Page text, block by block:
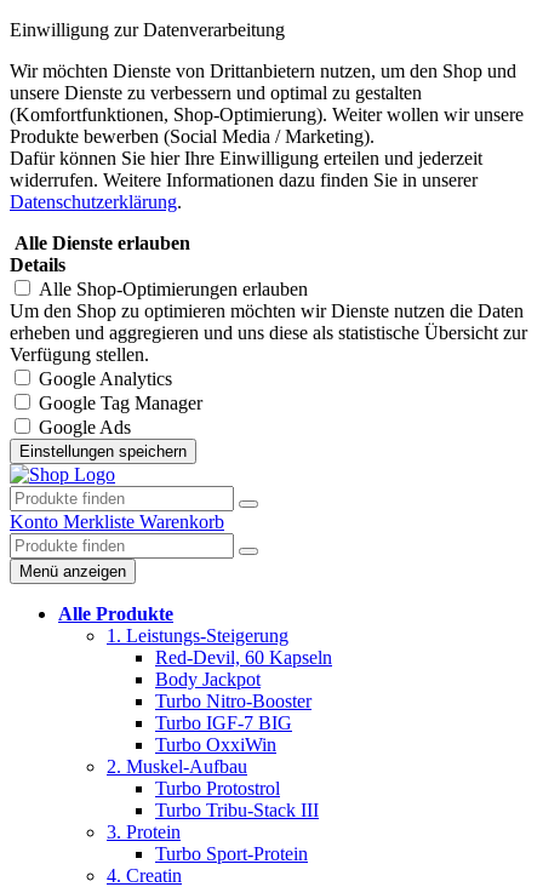
Einwilligung zur Datenverarbeitung
Wir möchten Dienste von Drittanbietern nutzen, um den Shop und
unsere Dienste zu verbessern und optimal zu gestalten
(Komfortfunktionen, Shop-Optimierung). Weiter wollen wir unsere
Produkte bewerben (Social Media / Marketing).
Dafür können Sie hier Ihre Einwilligung erteilen und jederzeit
widerrufen. Weitere Informationen dazu finden Sie in unserer
Datenschutzerklärung.
Alle Dienste erlauben
Details
Alle Shop-Optimierungen erlauben
Um den Shop zu optimieren möchten wir Dienste nutzen die Daten
erheben und aggregieren und uns diese als statistische Übersicht zur
Verfügung stellen.
Google Analytics
Google Tag Manager
Google Ads
Konto Merkliste Warenkorb
Menü anzeigen
Alle Produkte
1. Leistungs-Steigerung
Red-Devil, 60 Kapseln
Body Jackpot
Turbo Nitro-Booster
Turbo IGF-7 BIG
Turbo OxxiWin
2. Muskel-Aufbau
Turbo Protostrol
Turbo Tribu-Stack III
3. Protein
Turbo Sport-Protein
4. Creatin